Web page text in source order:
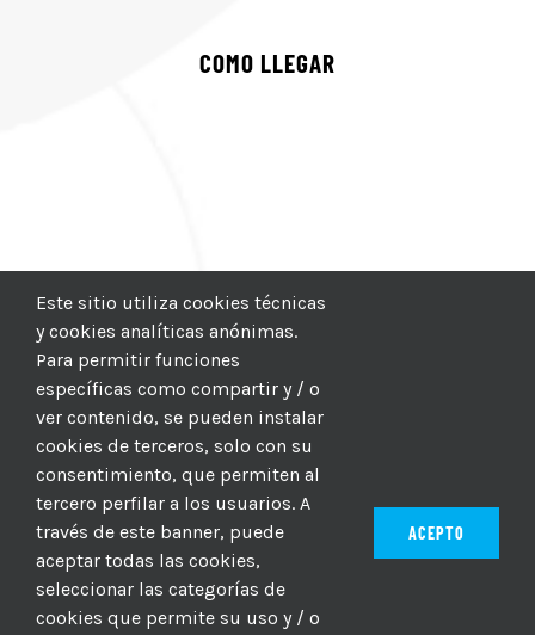
COMO LLEGAR
© 2012–2025 |CICIC| Hosting: Hosting Para PYMES
Este sitio utiliza cookies técnicas
y cookies analíticas anónimas.
Para permitir funciones
específicas como compartir y / o
ver contenido, se pueden instalar
cookies de terceros, solo con su
consentimiento, que permiten al
tercero perfilar a los usuarios. A
través de este banner, puede
aceptar todas las cookies,
seleccionar las categorías de
cookies que permite su uso y / o
ACEPTO